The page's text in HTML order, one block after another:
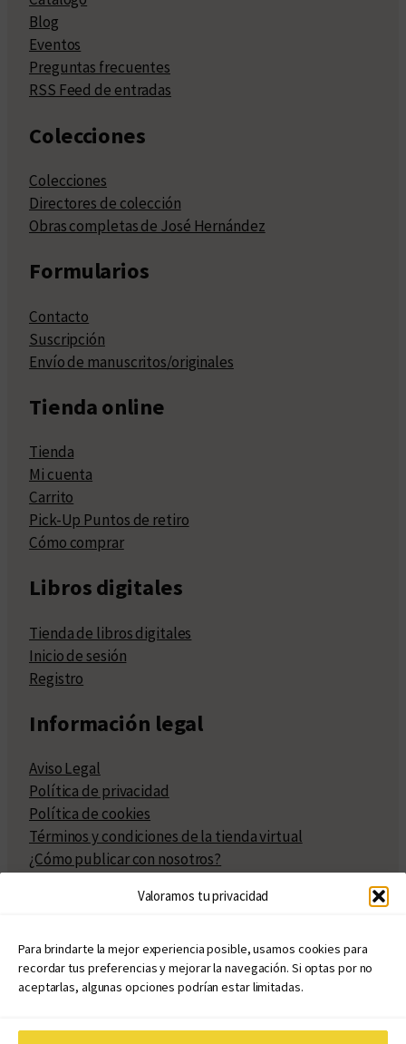
Valoramos tu privacidad
Para brindarte la mejor experiencia posible, usamos cookies para
recordar tus preferencias y mejorar la navegación. Si optas por no
aceptarlas, algunas opciones podrían estar limitadas.
Blog
Eventos
Preguntas frecuentes
RSS Feed de entradas
Colecciones
Colecciones
Directores de colección
Obras completas de José Hernández
Formularios
Contacto
Suscripción
Envío de manuscritos/originales
Tienda online
Tienda
Mi cuenta
Carrito
Pick-Up Puntos de retiro
Cómo comprar
Libros digitales
Tienda de libros digitales
Inicio de sesión
Registro
Información legal
Aviso Legal
Política de privacidad
Política de cookies
Términos y condiciones de la tienda virtual
¿Cómo publicar con nosotros?
Políticas de publicación
Políticas de coedición
Atribuciones